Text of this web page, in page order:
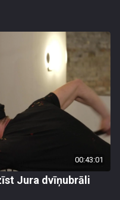
00:43:01
Jura dvīņubrāli